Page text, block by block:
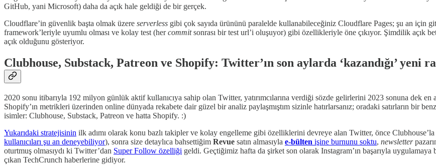
GitHub, yani Microsoft) daha da açık hale geldiği de bir gerçek.
Cloudflare’in güvenlik başta olmak üzere serverless gibi çok sayıda ürününü paralelde kullanabileceğiniz Cloudflare Pages; şu an için
framework’leriyle uyumlu olması ve kolay test (hercommitsonrası bir test url’i oluşuyor) gibi özellikleriyle öne çıkıyor. Şimdilik açık
açık olduğunu gösteriyor.
Clubhouse, Substack, Patreon ve Shopify: Twitter’ın son aylarda ‘kazandığı’ yeni
2020 sonu itibarıyla 192 milyon günlük aktif kullanıcıya sahip olan Twitter, yatırımcılarına verdiği sözde gelirlerini 2023 sonuna dek
Shopify’ın metrikleri üzerinden online dünyada rekabete dair güzel bir analiz paylaşmıştım sizinle hatırlarsanız; oradaki satırların bir
isimler: Clubhouse, Substack, Patreon ve hatta Shopify. :)
Yukarıdaki stratejisinin ilk adımı olarak konu bazlı takipler ve kolay engelleme gibi özelliklerini devreye alan Twitter, önce
kullanıcıları şu an deneyebiliyor), sonra size detaylıca bahsettiğim Revue satın almasıyla e-bülten işine burnunu soktu, newsletter
oturtmuş olmasıydı ki Twitter’dan Super Follow özelliği geldi. Geçtiğimiz hafta da şirket son olarak Instagram’ın başarıyla uygulamaya
çıkan TechCrunch haberlerine gidiyor.